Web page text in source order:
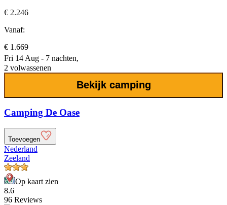
€ 2.246
Vanaf:
€ 1.669
Fri 14 Aug - 7 nachten,
2 volwassenen
Bekijk camping
Camping De Oase
Toevoegen
Nederland
Zeeland
Op kaart zien
8.6
96 Reviews